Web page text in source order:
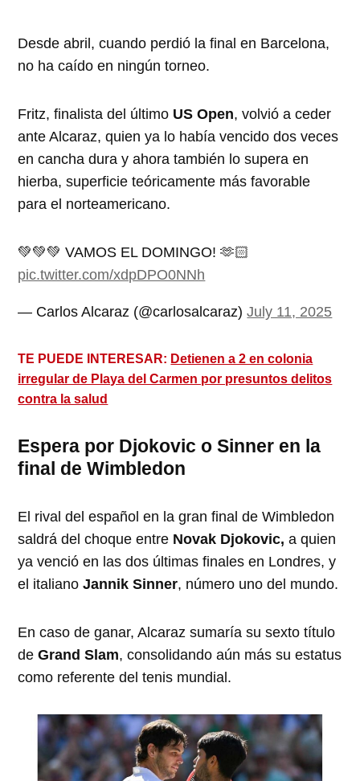
Desde abril, cuando perdió la final en Barcelona,
no ha caído en ningún torneo.
Fritz, finalista del último US Open, volvió a ceder
ante Alcaraz, quien ya lo había vencido dos veces
en cancha dura y ahora también lo supera en
hierba, superficie teóricamente más favorable
para el norteamericano.
💚💚💚 VAMOS EL DOMINGO! 🫶🏻
pic.twitter.com/xdpDPO0NNh
— Carlos Alcaraz (@carlosalcaraz)July 11, 2025
TE PUEDE INTERESAR: Detienen a 2 en colonia
irregular de Playa del Carmen por presuntos delitos
contra la salud
Espera por Djokovic o Sinner en la
final de Wimbledon
El rival del español en la gran final de Wimbledon
saldrá del choque entre Novak Djokovic, a quien
ya venció en las dos últimas finales en Londres, y
el italianoJannik Sinner, número uno del mundo.
En caso de ganar, Alcaraz sumaría su sexto título
deGrand Slam, consolidando aún más su estatus
como referente del tenis mundial.